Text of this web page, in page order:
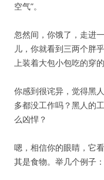
空气”。
忽然间，你饿了，走进
儿，你就看到三两个胖
上装着大包小包吃的穿的
你感到很诧异，觉得黑
多都没工作吗？黑人的
么凶悍？
嗯，相信你的眼睛，它
其是食物。举几个例子